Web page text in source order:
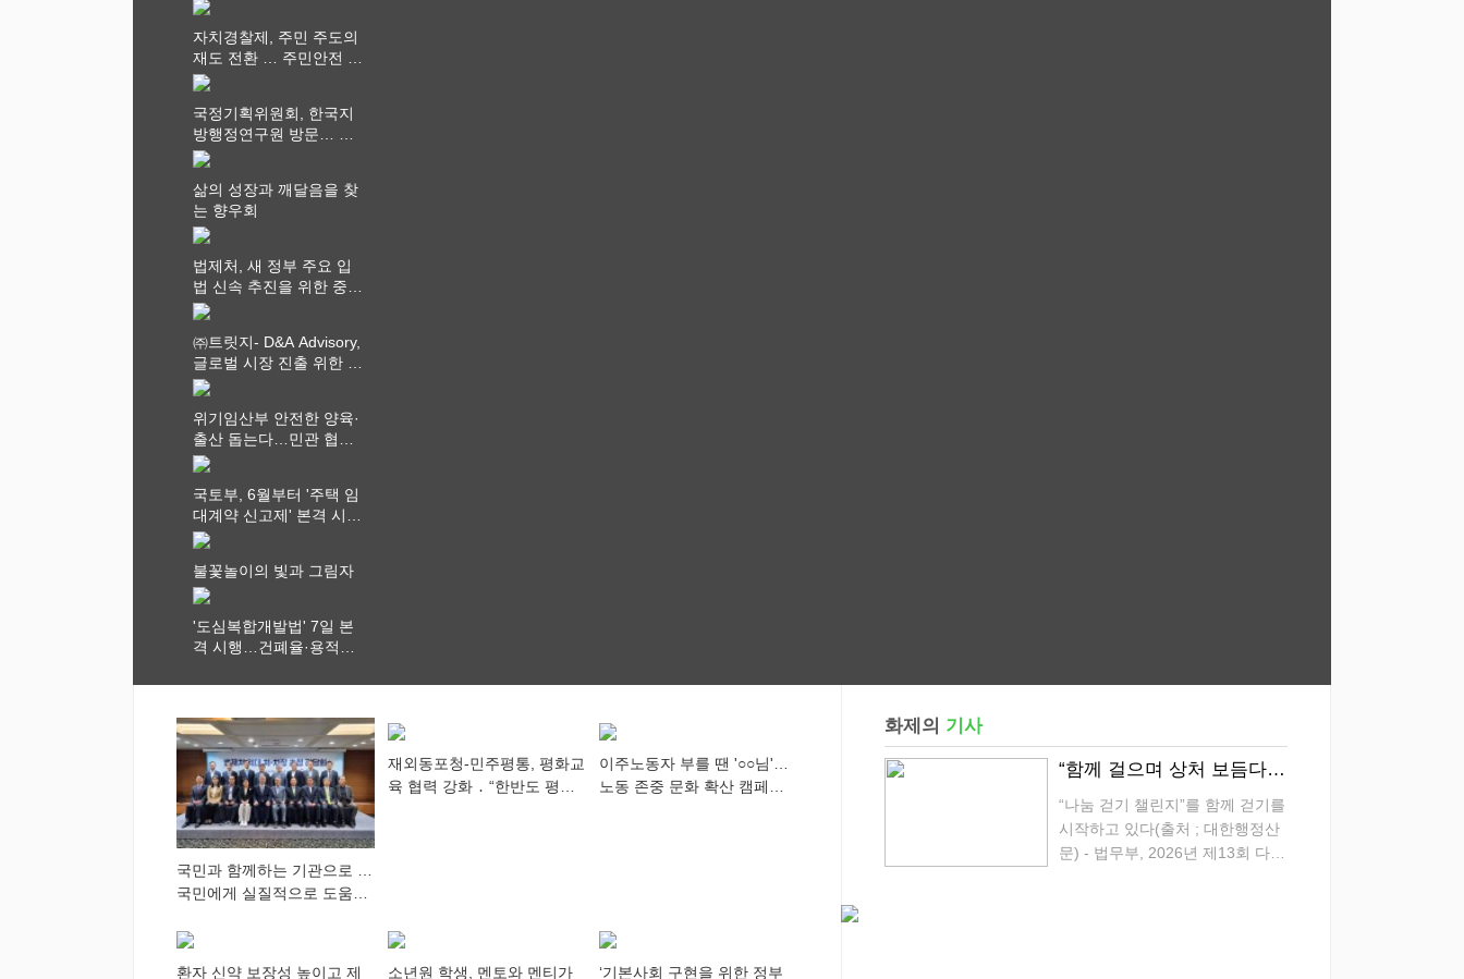
자치경찰제, 주민 주도의
재도 전환 … 주민안전 치
안서비스가 최우선 되어
국정기획위원회, 한국지
방행정연구원 방문… 국
가균형성장 논의
삶의 성장과 깨달음을 찾
는 향우회
법제처, 새 정부 주요 입
법 신속 추진을 위한 중앙
부처 법무담당관 회의 개
㈜트릿지- D&A Advisory,
글로벌 시장 진출 위한 전
략적 업무협약 체결
위기임산부 안전한 양육·
출산 돕는다…민관 협력
체계 구축
국토부, 6월부터 '주택 임
대계약 신고제' 본격 시
행…실거래가 투명화 기
불꽃놀이의 빛과 그림자
'도심복합개발법' 7일 본
격 시행…건폐율·용적률
국민과 함께하는 기관으로 …
국민에게 실질적으로 도움이
재외동포청-민주평통, 평화교
육 협력 강화 ․ “한반도 평화,
이주노동자 부를 땐 '○○님'…
노동 존중 문화 확산 캠페인
환자 신약 보장성 높이고 제 소년원 학생, 멘토와 멘티가 ‘기본사회 구현을 위한 정부
화제의 기사
“함께 걸으며 상처 보듬다” 온·오프라인 적신 2만 3천 명의‘안심 발걸음’
“나눔 걷기 챌린지”를 함께 걷기를
시작하고 있다(출처 ; 대한행정산
문) - 법무부, 2026년 제13회 다링